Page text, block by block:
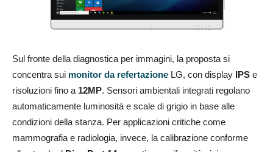
Sul fronte della diagnostica per immagini, la proposta si
concentra sui monitor da refertazione LG, con display IPS e
risoluzioni fino a 12MP. Sensori ambientali integrati regolano
automaticamente luminosità e scale di grigio in base alle
condizioni della stanza. Per applicazioni critiche come
mammografia e radiologia, invece, la calibrazione conforme